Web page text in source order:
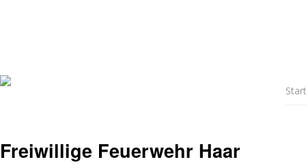
Freiwillige Feuerwehr Haar